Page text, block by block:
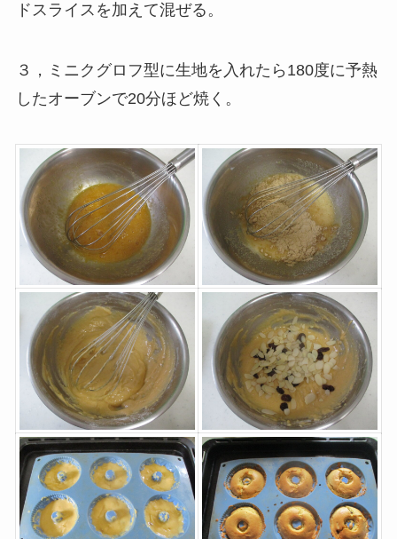
ドスライスを加えて混ぜる。
３，ミニクグロフ型に生地を入れたら180度に予熱
したオーブンで20分ほど焼く。